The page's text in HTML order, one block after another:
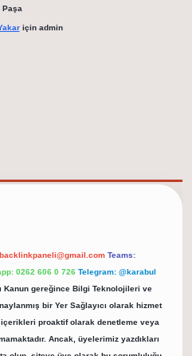
Paşa
için admin
backlinkpaneli@gmail.com Teams:
0262 606 0 726 Telegram: @karabul
Kanun gereğince Bilgi Teknolojileri ve
bir Yer Sağlayıcı olarak hizmet
proaktif olarak denetleme veya
Ancak, üyelerimiz yazdıkları